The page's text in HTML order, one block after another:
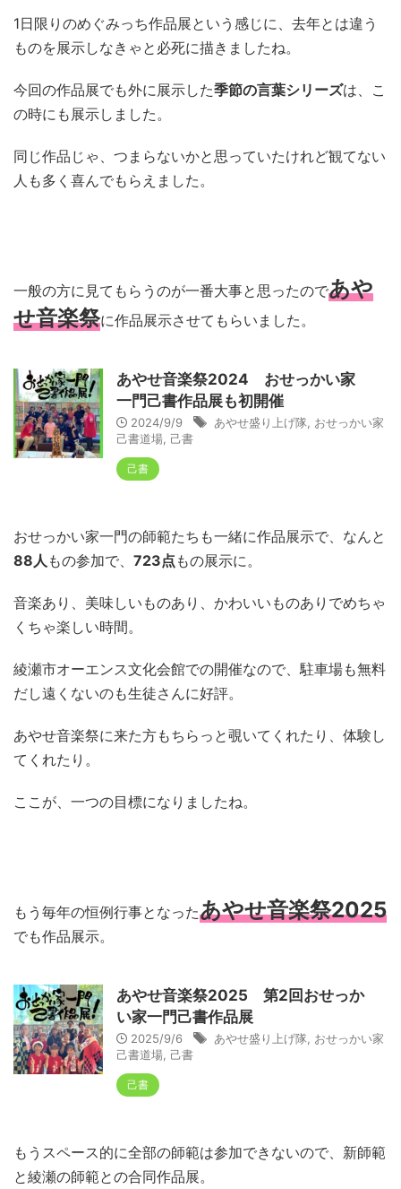
1日限りのめぐみっち作品展という感じに、去年とは違う
ものを展示しなきゃと必死に描きましたね。
今回の作品展でも外に展示した季節の言葉シリーズは、こ
の時にも展示しました。
同じ作品じゃ、つまらないかと思っていたけれど観てない
人も多く喜んでもらえました。
一般の方に見てもらうのが一番大事と思ったのであや
せ音楽祭に作品展示させてもらいました。
あやせ音楽祭2024 おせっかい家
一門己書作品展も初開催
あやせ盛り上げ隊
おせっかい家
己書道場 己書
己書
おせっかい家一門の師範たちも一緒に作品展示で、なんと
88人 もの参加で、 723点 もの展示に。
音楽あり、美味しいものあり、かわいいものありでめちゃ
くちゃ楽しい時間。
綾瀬市オーエンス文化会館での開催なので、駐車場も無料
だし遠くないのも生徒さんに好評。
あやせ音楽祭に来た方もちらっと覗いてくれたり、体験し
てくれたり。
ここが、一つの目標になりましたね。
もう毎年の恒例行事となったあやせ音楽祭2025
でも作品展示。
あやせ音楽祭2025 第2回おせっか
い家一門己書作品展
あやせ盛り上げ隊
おせっかい家
己書道場 己書
己書
もうスペース的に全部の師範は参加できないので、新師範
と綾瀬の師範との合同作品展。